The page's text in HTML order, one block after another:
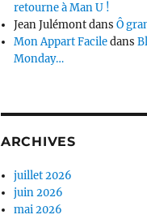
retourne à Man U !
Jean JulémontdansÔ
Mon Appart Faciledans
Monday…
ARCHIVES
juillet 2026
juin 2026
mai 2026